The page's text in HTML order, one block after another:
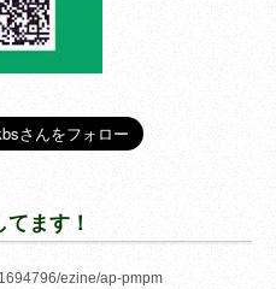
ます！
ezine/ap-pmpm